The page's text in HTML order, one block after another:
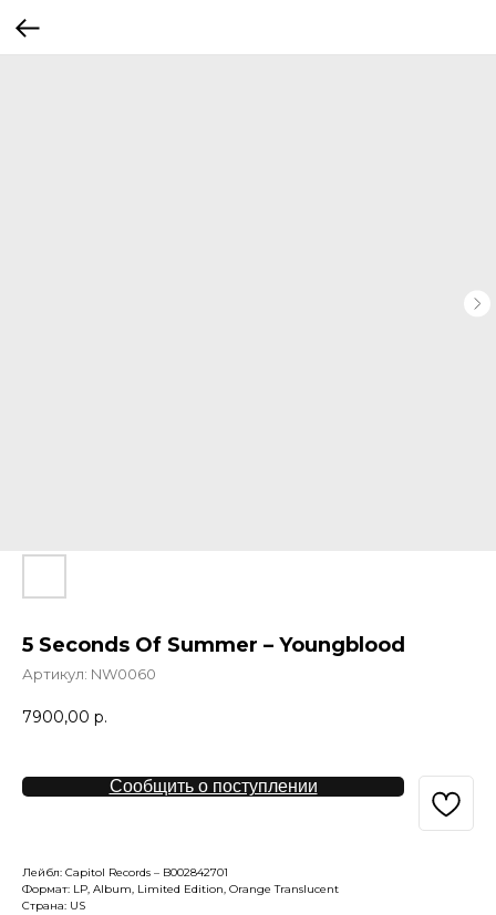
5 Seconds Of Summer – Youngblood
Артикул: NW0060
7900,00 р.
Сообщить о поступлении
Лейбл: Capitol Records – B002842701
Формат: LP, Album, Limited Edition, Orange Translucent
Страна: US